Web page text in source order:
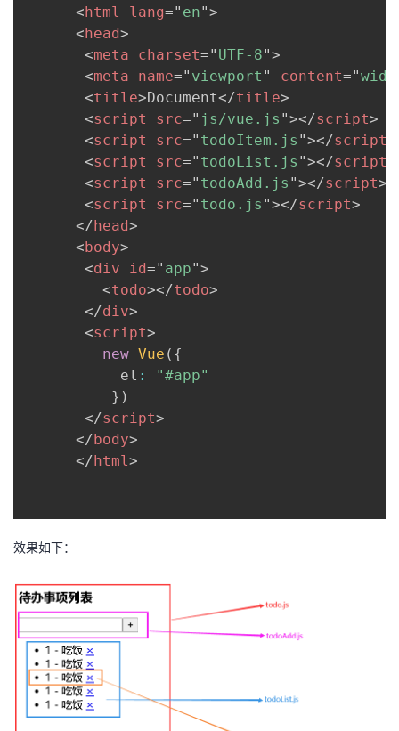
<html lang=" en">
<head>
<meta charset=" UTF-8">
<meta name=" viewport " content="
<title>Document</title>
<script src=" js/vue.js "></script>
<script src=" todoItem.js "></script
<script src=" todoList.js "></script
<script src=" todoAdd.js "></script>
<script src=" todo.js "></script>
</head>
<body>
<div id=" app">
<todo></todo>
</div>
<script>
new Vue ( {
           el
:
"#app"
} )
</script>
</body>
</html>
效果如下：